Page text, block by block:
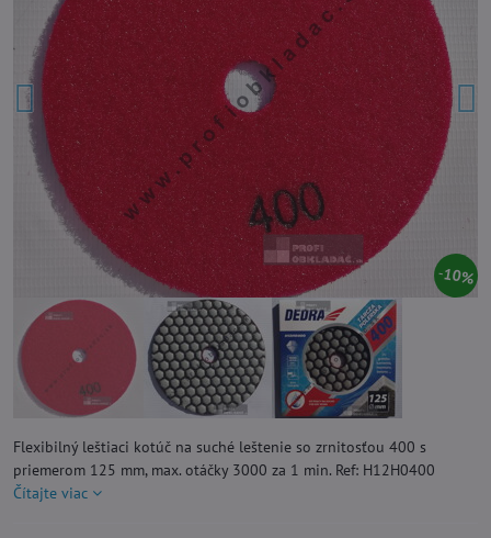
10%
Flexibilný leštiaci kotúč na suché leštenie so zrnitosťou 400 s
priemerom 125 mm, max. otáčky 3000 za 1 min. Ref: H12H0400
Čítajte viac